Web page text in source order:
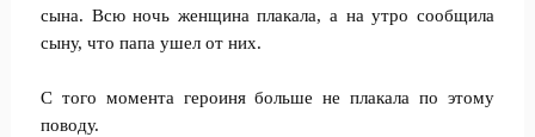
сына. Всю ночь женщина плакала, а на утро сообщила
сыну, что папа ушел от них.
С того момента героиня больше не плакала по этому
поводу.